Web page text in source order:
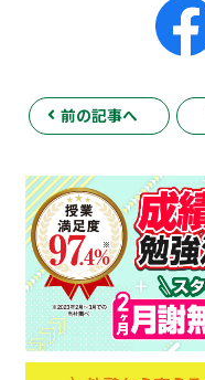
前の記事へ